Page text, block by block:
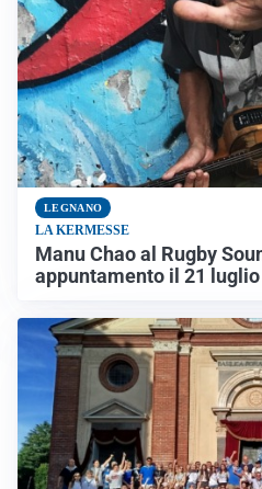
LEGNANO
LA KERMESSE
Manu Chao al Rugby
appuntamento il 21 luglio